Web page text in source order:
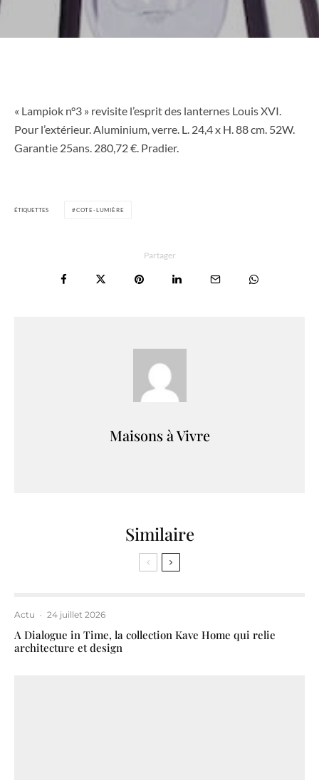
« Lampiok n°3 » revisite l’esprit des lanternes Louis XVI.
Pour l’extérieur. Aluminium, verre. L. 24,4 x H. 88 cm. 52W.
Garantie 25ans. 280,72 €. Pradier.
ÉTIQUETTES COTE-LUMIÈRE
Partager
Maisons à Vivre
Similaire
Actu · 24 juillet 2026
A Dialogue in Time, la collection Kave Home qui relie
architecture et design